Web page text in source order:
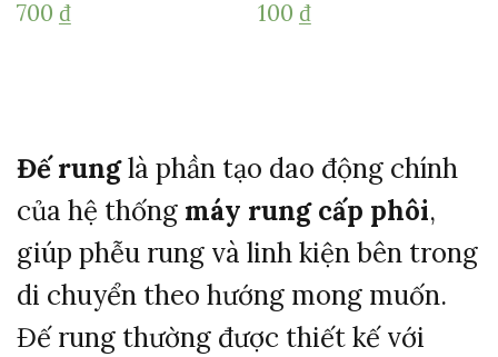
700 ₫ 100 ₫
Đếrunglà phần tạo dao động chính
của hệ thống máy rungcấp phôi,
giúp phễu rung và linhkiệnbên trong
di chuyển theo hướng mong muốn.
Đếrung thường được thiếtkếvới